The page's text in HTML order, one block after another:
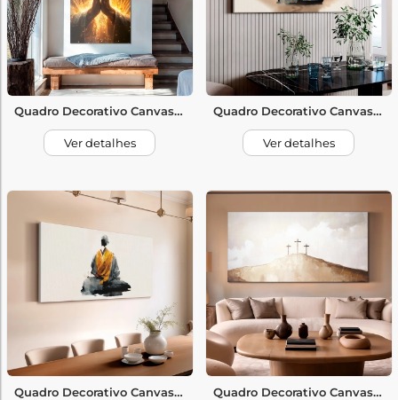
Quadro Decorativo Canvas Jesus Orando
Ver detalhes
Quadro Decorativo Canvas Monge e Lotus
Ver detalhes
Quadro Decorativo Canvas Monge Meditação Quadro Decorativo Canvas Monte Cruz de Cristo